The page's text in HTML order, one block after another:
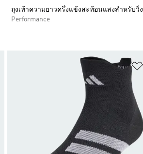
ถุงเท้าความยาวครึ่งแข้งสะท้อนแสงสำหรับวิ่ง
Performance
เพิ่มไปยังรายการสินค้าโปรด